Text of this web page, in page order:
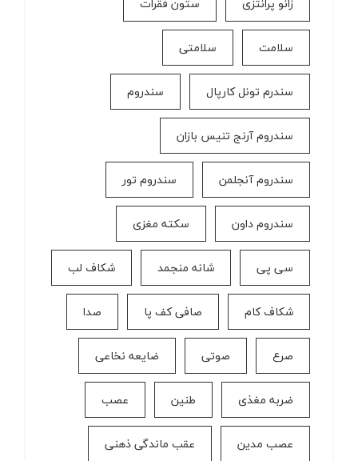
سلامت سلامتی
سندرم تونل کارپال سندروم
سندروم آرنج تنیس بازان
سندروم آنجلمن سندروم تور
سندروم داون سکته مغزی
سی پی شانه منجمد شکاف لب
شکاف کام صافی کف پا صدا
صرع صوتی ضایعه نخاعی
ضربه مغذی طنین عصب
عصب مدین عقب ماندگی ذهنی